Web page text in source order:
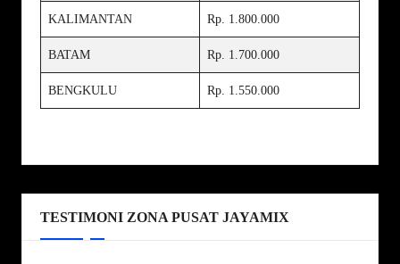
KALIMANTAN Rp. 1.800.000
BATAM Rp. 1.700.000
BENGKULU Rp. 1.550.000
TESTIMONI ZONA PUSAT JAYAMIX